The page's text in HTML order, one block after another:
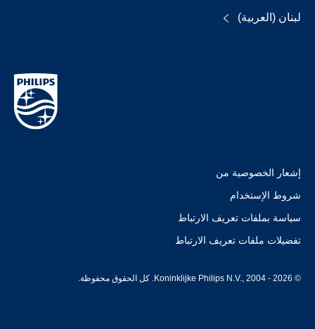
لبنان (العربية)
إشعار الخصوصية من
شروط الإستخدام
سياسة بملفات تعريف الارتباط
تفضيلات ملفات تعريف الارتباط
© Koninklijke Philips N.V., 2004 - 2026. كل الحقوق محفوظة.